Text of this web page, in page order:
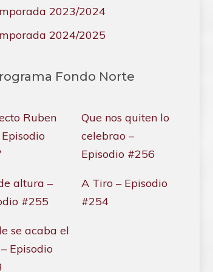
2023/2024
2024/2025
Fondo Norte
Ruben
Que nos quiten lo
celebrao –
Episodio #256
altura –
#255
A Tiro – Episodio
#254
se acaba el
Episodio